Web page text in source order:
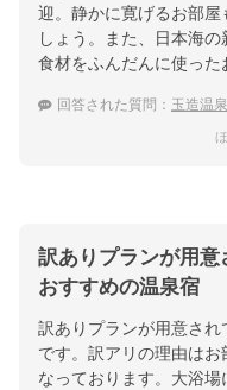
迎。静かに寛げるお部
しょう。また、日本海
食材をふんだんに使った
回答された質問： 玉造温泉
訳ありプランが用
おすすめの温泉宿
訳ありプランが用意さ
です。訳アリの理由は
なっております。大浴